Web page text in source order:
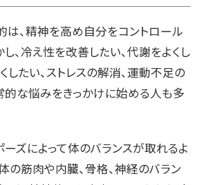
、精神を高め自分をコントロール
し、冷え性を改善したい、代謝をよくし
したい、ストレスの解消、運動不足の
的な悩みをきっかけに始める人も多
ズによって体のバランスが取れるよ
の筋肉や内臓、骨格、神経のバラン